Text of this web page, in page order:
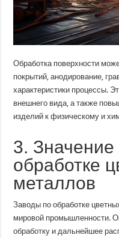
Обработка поверхности
покрытий, анодирование,
характеристики процессы.
внешнего вида, а также
изделий к физическому и
3. Значение
обработке
металлов
Заводы по обработке
мировой промышленности.
обработку и дальнейшее